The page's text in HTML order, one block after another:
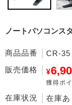
ノートパソコン
商品品番
CR-35
販売価格
¥
獲得ポ
在庫状況 在庫あ